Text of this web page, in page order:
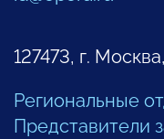
127473, г.
Региональные
Представители